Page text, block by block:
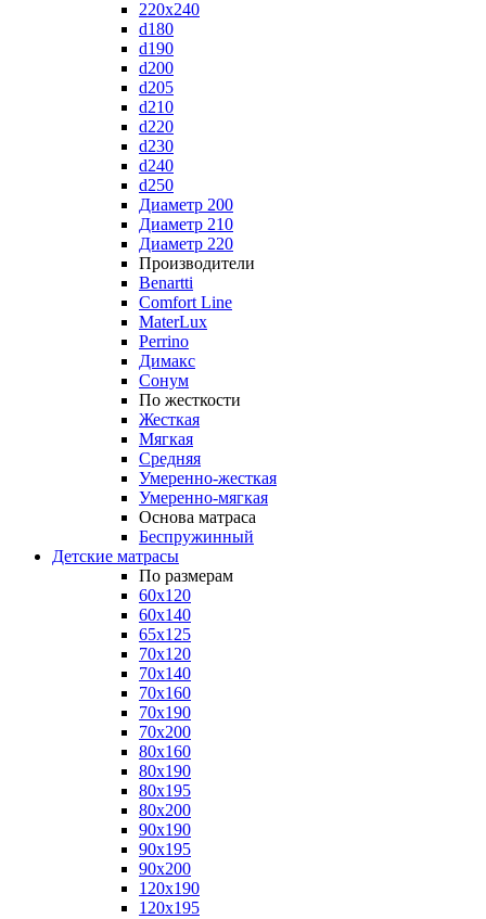
220x240
d180
d190
d200
d205
d210
d220
d230
d240
d250
Диаметр 200
Диаметр 210
Диаметр 220
Производители
Benartti
Comfort Line
MaterLux
Perrino
Димакс
Сонум
По жесткости
Жесткая
Мягкая
Средняя
Умеренно-жесткая
Умеренно-мягкая
Основа матраса
Беспружинный
Детские матрасы
По размерам
60x120
60x140
65x125
70x120
70x140
70x160
70x190
70x200
80x160
80x190
80x195
80x200
90x190
90x195
90x200
120x190
120x195